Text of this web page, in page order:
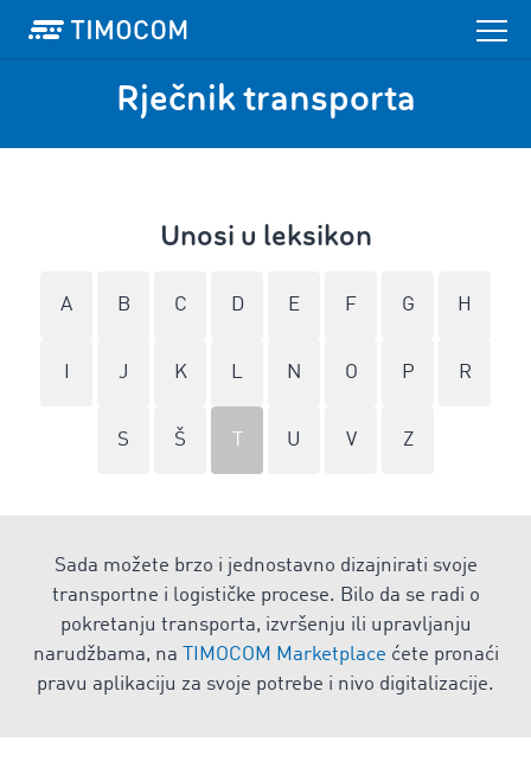
Rječnik transporta
Unosi u leksikon
A B C D E F G H
J K L N O P R
S Š U V Z
Sada možete brzo i jednostavno dizajnirati svoje
transportne i logističke procese. Bilo da se radi o
pokretanju transporta, izvršenju ili upravljanju
narudžbama, na
TIMOCOM Marketplace ćete pronaći
pravu aplikaciju za svoje potrebe i nivo digitalizacije.